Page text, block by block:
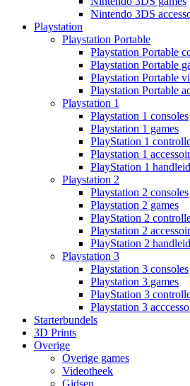
Nintendo 3DS
Playstation
Playstation Portable
Playstation Portable
Playstation Portable
Playstation Portable
Playstation Portable
Playstation 1
Playstation 1 consoles
Playstation 1 games
PlayStation 1
Playstation 1
PlayStation 1
Playstation 2
Playstation 2 consoles
Playstation 2 games
PlayStation 2
Playstation 2
PlayStation 2
Playstation 3
Playstation 3 consoles
Playstation 3 games
PlayStation 3
Playstation 3
Starterbundels
3D Prints
Overige
Overige games
Videotheek
Gidsen